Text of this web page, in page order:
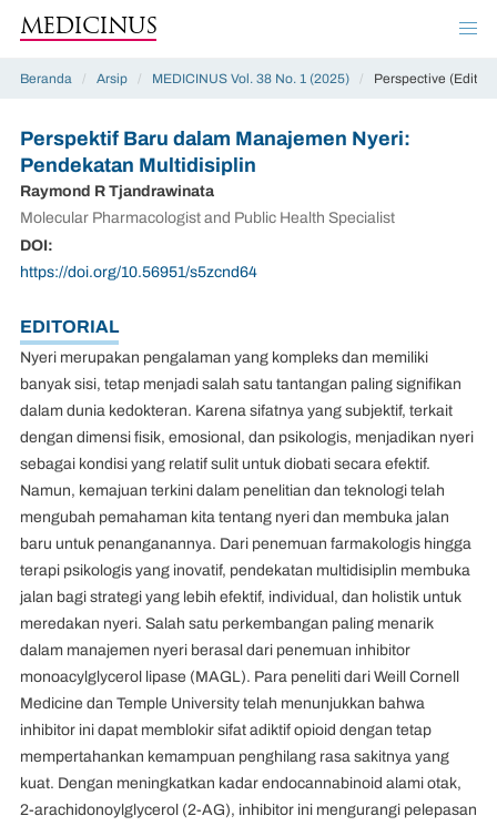
MEDICINUS
Beranda / Arsip / MEDICINUS Vol. 38 No. 1 (2025) / Perspective
Perspektif Baru dalam Manajemen Nyeri:
Pendekatan Multidisiplin
Raymond R Tjandrawinata
Molecular Pharmacologist and Public Health Specialist
DOI:
https://doi.org/10.56951/s5zcnd64
EDITORIAL
Nyeri merupakan pengalaman yang kompleks dan memiliki
banyak sisi, tetap menjadi salah satu tantangan paling signifikan
dalam dunia kedokteran. Karena sifatnya yang subjektif, terkait
dengan dimensi fisik, emosional, dan psikologis, menjadikan nyeri
sebagai kondisi yang relatif sulit untuk diobati secara efektif.
Namun, kemajuan terkini dalam penelitian dan teknologi telah
mengubah pemahaman kita tentang nyeri dan membuka jalan
baru untuk penanganannya. Dari penemuan farmakologis hingga
terapi psikologis yang inovatif, pendekatan multidisiplin membuka
jalan bagi strategi yang lebih efektif, individual, dan holistik untuk
meredakan nyeri. Salah satu perkembangan paling menarik
dalam manajemen nyeri berasal dari penemuan inhibitor
monoacylglycerol lipase (MAGL). Para peneliti dari Weill Cornell
Medicine dan Temple University telah menunjukkan bahwa
inhibitor ini dapat memblokir sifat adiktif opioid dengan tetap
mempertahankan kemampuan penghilang rasa sakitnya yang
kuat. Dengan meningkatkan kadar endocannabinoid alami otak,
2-arachidonoylglycerol (2-AG), inhibitor ini mengurangi pelepasan